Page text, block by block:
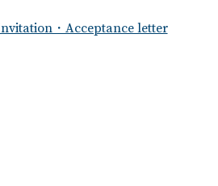
・Acceptance letter